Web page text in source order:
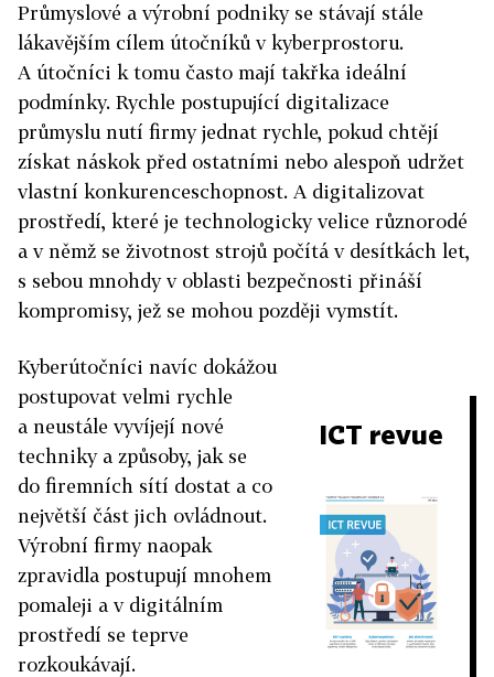
Průmyslové a výrobní podniky se stávají stále
lákavějším cílem útočníků v kyberprostoru.
A útočníci k tomu často mají takřka ideální
podmínky. Rychle postupující digitalizace
průmyslu nutí firmy jednat rychle, pokud chtějí
získat náskok před ostatními nebo alespoň udržet
vlastní konkurenceschopnost. A digitalizovat
prostředí, které je technologicky velice různorodé
a v němž se životnost strojů počítá v desítkách let,
s sebou mnohdy v oblasti bezpečnosti přináší
kompromisy, jež se mohou později vymstít.
ICT revue
Kyberútočníci navíc dokážou
postupovat velmi rychle
a neustále vyvíjejí nové
techniky a způsoby, jak se
do firemních sítí dostat a co
největší část jich ovládnout.
Výrobní firmy naopak
zpravidla postupují mnohem
pomaleji a v digitálním
prostředí se teprve
rozkoukávají.